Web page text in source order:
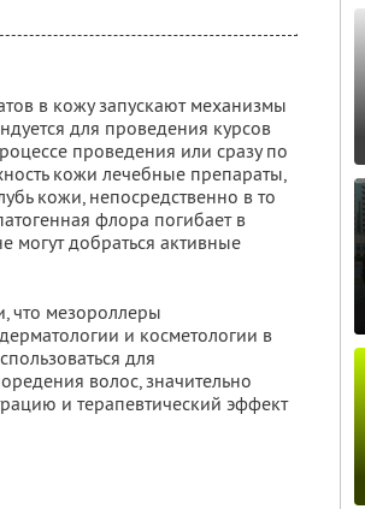
в кожу запускают механизмы
для проведения курсов
проведения или сразу по
кожи лечебные препараты,
кожи, непосредственно в то
флора погибает в
могут добраться активные
что мезороллеры
и косметологии в
для
волос, значительно
и терапевтический эффект